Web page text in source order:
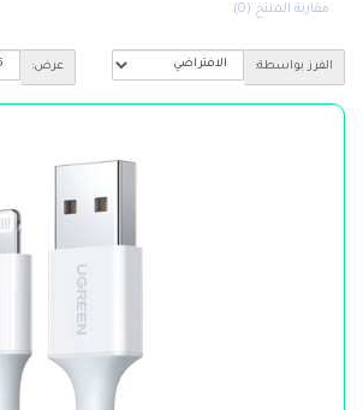
مقارنة المنتج (0)
الفرز بواسطة: عرض: